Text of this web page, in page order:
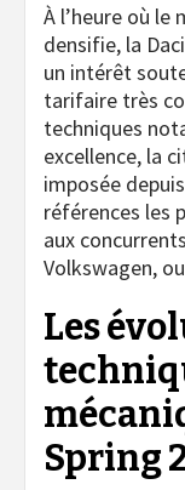
À l’heure où le
densifie, la
un intérêt
tarifaire très
techniques
excellence, la
imposée
références les
aux
Volkswagen,
Les
Spring